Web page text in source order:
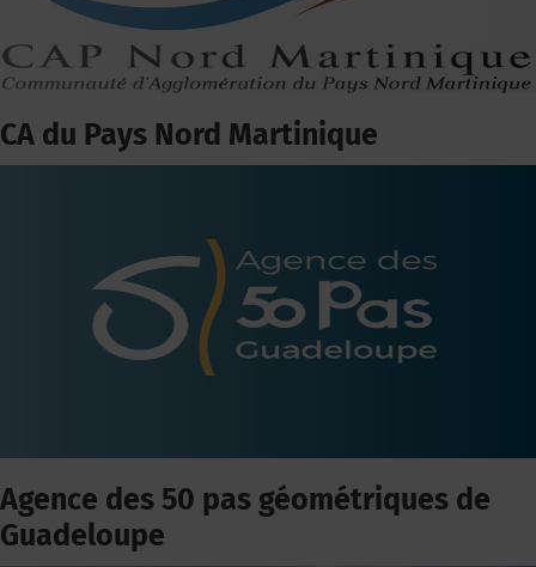
CA du Pays Nord Martinique
Agence des 50 pas géométriques de
Guadeloupe